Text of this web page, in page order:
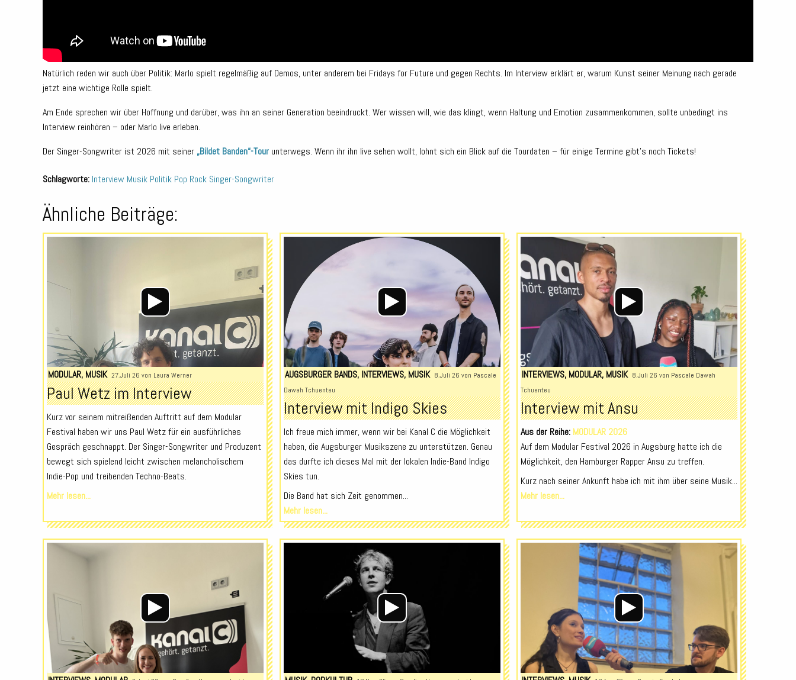
Natürlich reden wir auch über Politik: Marlo spielt regelmäßig auf Demos, unter anderem bei Fridays for Future und gegen Rechts. Im Interview erklärt er, warum Kunst seiner Meinung nach gerade
jetzt eine wichtige Rolle spielt.
Am Ende sprechen wir über Hoffnung und darüber, was ihn an seiner Generation beeindruckt. Wer wissen will, wie das klingt, wenn Haltung und Emotion zusammenkommen, sollte unbedingt ins
Interview reinhören – oder Marlo live erleben.
Der Singer-Songwriter ist 2026 mit seiner „Bildet Banden“-Tour unterwegs. Wenn ihr ihn live sehen wollt, lohnt sich ein Blick auf die Tourdaten – für einige Termine gibt’s noch Tickets!
Schlagworte: Interview Musik Politik Pop Rock Singer-Songwriter
Ähnliche Beiträge:
Audio-
Player
MODULAR, MUSIK 27.Juli 26 von Laura Werner
Paul Wetz im Interview
Kurz vor seinem mitreißenden Auftritt auf dem Modular
Festival haben wir uns Paul Wetz für ein ausführliches
Gespräch geschnappt. Der Singer-Songwriter und Produzent
bewegt sich spielend leicht zwischen melancholischem
Indie-Pop und treibenden Techno-Beats.
Mehr lesen...
Audio-
Player
AUGSBURGER BANDS, INTERVIEWS, MUSIK 8.Juli 26 von Pascale
Dawah Tchuenteu
Interview mit Indigo Skies
Ich freue mich immer, wenn wir bei Kanal C die Möglichkeit
haben, die Augsburger Musikszene zu unterstützen. Genau
das durfte ich dieses Mal mit der lokalen Indie-Band Indigo
Skies tun.
Die Band hat sich Zeit genommen...
Mehr lesen...
Audio-
Player
INTERVIEWS, MODULAR, MUSIK 8.Juli 26 von Pascale Dawah
Tchuenteu
Interview mit Ansu
Aus der Reihe: MODULAR 2026
Auf dem Modular Festival 2026 in Augsburg hatte ich die
Möglichkeit, den Hamburger Rapper Ansu zu treffen.
Kurz nach seiner Ankunft habe ich mit ihm über seine Musik...
Mehr lesen...
Audio-
Player
Audio-
Player
Audio-
Player